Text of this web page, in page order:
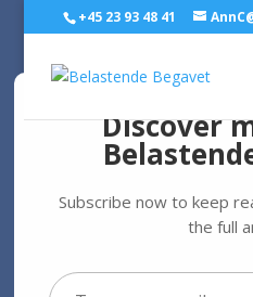
+45 23 93 48 41
Hvad gør du,
blevet
backstabbet?
afAnn C. Schødt|24. apr
Discover
Subscribe now to keep
the full
Type